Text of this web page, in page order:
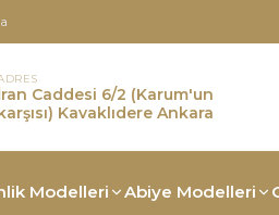
Caddesi 6/2 (Karum'un
Kavaklıdere Ankara
Modelleri Abiye Modelleri